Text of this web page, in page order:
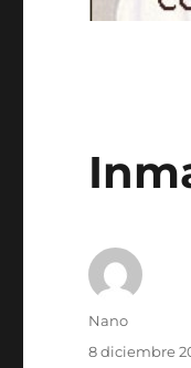
Autor
Nano
Publicado
8 diciembre